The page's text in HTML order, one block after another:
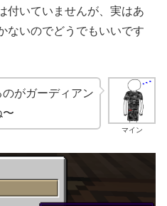
いていませんが、実はあ
ないのでどうでもいいです
マイン
がガーディアン
〜